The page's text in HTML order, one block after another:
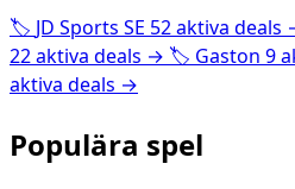
🏷️ JD Sports SE 52 aktiva deals
22 aktiva deals → 🏷️ Gaston 9
aktiva deals →
Populära spel